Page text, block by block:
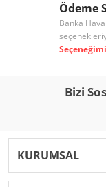
Ödeme
Banka
Bizi
KURUMSAL